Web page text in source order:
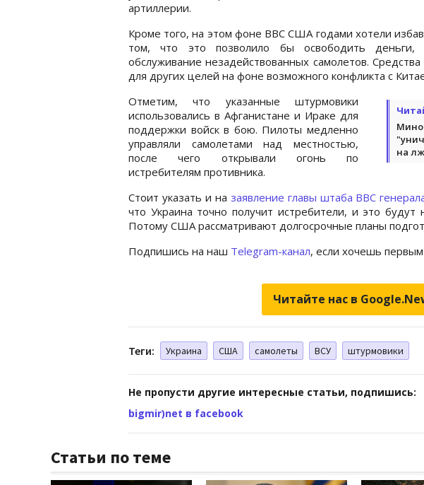
артиллерии.
Кроме того, на этом фоне ВВС США годами хотели
том, что это позволило бы освободить деньги,
обслуживание незадействованных самолетов.
для других целей на фоне возможного конфликта с
на
Отметим, что указанные штурмовики
использовались в Афганистане и Ираке для
поддержки войск в бою. Пилоты медленно
управляли самолетами над местностью,
после чего открывали огонь по
истребителям противника.
Стоит указать и на заявление главы штаба ВВС
что Украина точно получит истребители, и это будут
Потому США рассматривают долгосрочные планы
Подпишись на наш Telegram-канал, если хочешь первым
Читайте нас в
Теги: Украина США самолеты ВСУ штурмовики
Не пропусти другие интересные статьи, подпишись:
bigmir)net в facebook
Статьи по теме